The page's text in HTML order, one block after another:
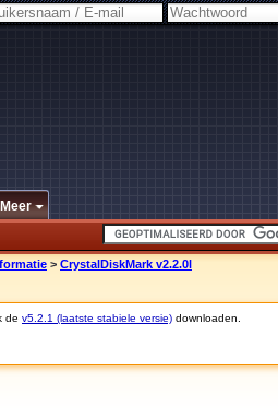
Meer
> CrystalDiskMark v2.2.0l
de v5.2.1 (laatste stabiele versie) downloaden.